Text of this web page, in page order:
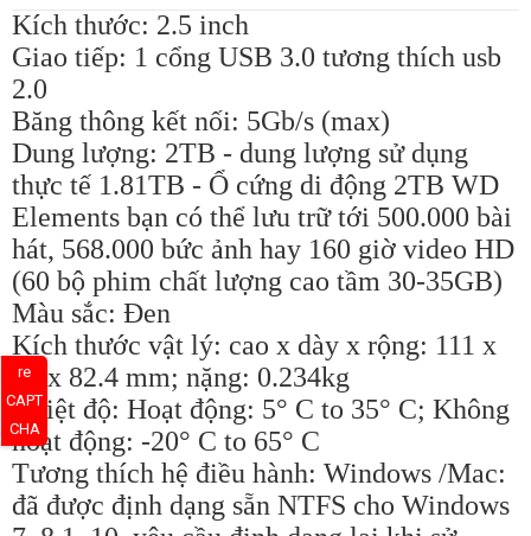
Kích thước: 2.5 inch
Giao tiếp: 1 cổng USB 3.0 tương thích usb
2.0
Băng thông kết nối: 5Gb/s (max)
Dung lượng: 2TB - dung lượng sử dụng
thực tế 1.81TB - Ổ cứng di động 2TB WD
Elements bạn có thể lưu trữ tới 500.000 bài
hát, 568.000 bức ảnh hay 160 giờ video HD
(60 bộ phim chất lượng cao tầm 30-35GB)
Màu sắc: Đen
Kích thước vật lý: cao x dày x rộng: 111 x
21 x 82.4 mm; nặng: 0.234kg
Nhiệt độ: Hoạt động: 5° C to 35° C; Không
hoạt động: -20° C to 65° C
Tương thích hệ điều hành: Windows /Mac:
đã được định dạng sẵn NTFS cho Windows
re
CAPT
CHA